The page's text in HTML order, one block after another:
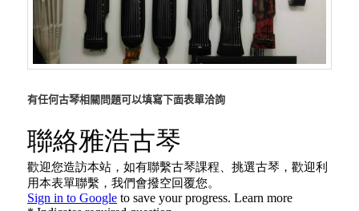
有任何古琴相關問題可以填寫下面表單洽詢